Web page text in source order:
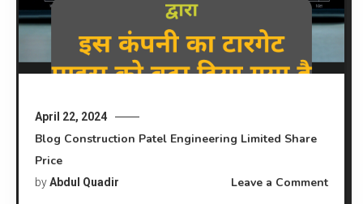
April 22, 2024
Blog Construction Patel Engineering Limited Share
Price
byAbdul Quadir Leave a Commenton